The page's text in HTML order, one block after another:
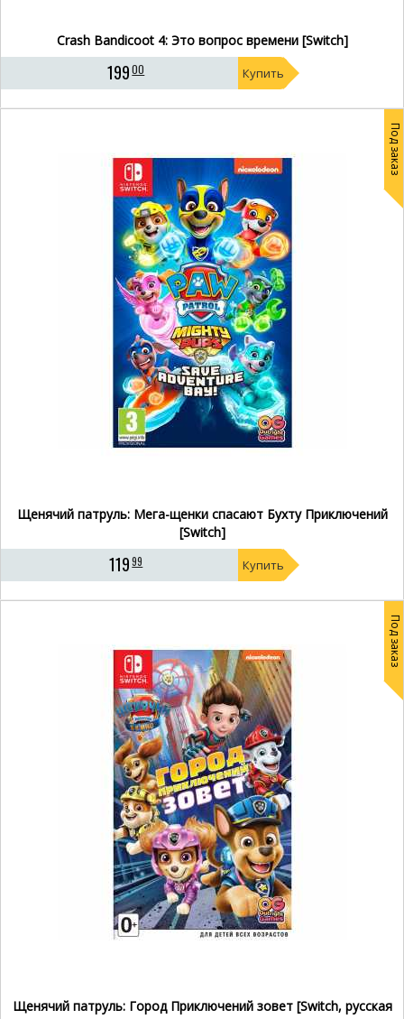
Crash Bandicoot 4: Это вопрос времени [Switch]
19900 Купить
Под заказ
Щенячий патруль: Мега-щенки спасают Бухту Приключений
[Switch]
11999 Купить
Под заказ
Щенячий патруль: Город Приключений зовет [Switch, русская